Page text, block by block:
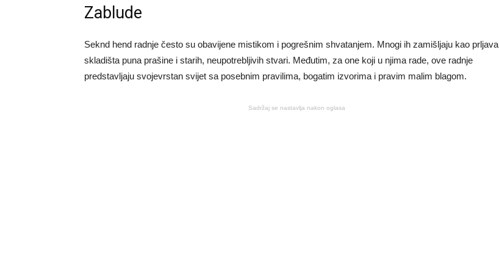
Zablude
Seknd hend radnje često su obavijene mistikom i pogrešnim shvatanjem. Mnogi ih zamišljaju kao prljava
skladišta puna prašine i starih, neupotrebljivih stvari. Međutim, za one koji u njima rade, ove radnje
predstavljaju svojevrstan svijet sa posebnim pravilima, bogatim izvorima i pravim malim blagom.
Sadržaj se nastavlja nakon oglasa